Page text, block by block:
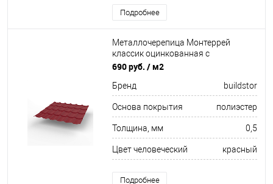
Подробнее
Металлочерепица Монтеррей
классик оцинкованная с
полимерным покрытием
690 руб. / м2
Бренд buildstor
Основа покрытия полиэстер
Толщина, мм 0,5
Цвет человеческий красный
Подробнее